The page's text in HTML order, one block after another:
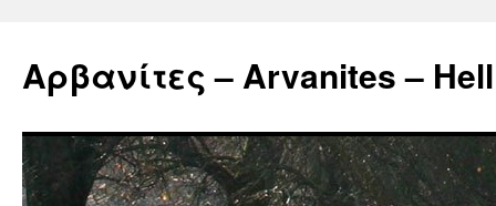
περιεχόμενο
Αρβανίτες – Arvanites –